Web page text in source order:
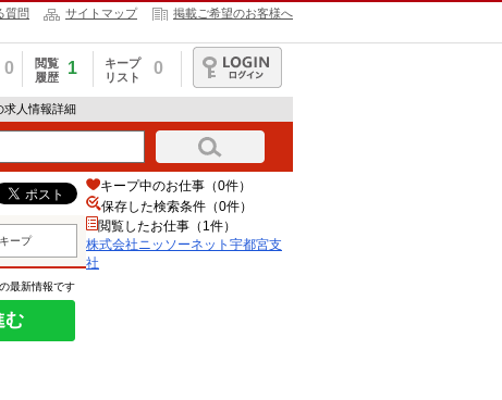
質問 サイトマップ 掲載ご希望のお客様へ
0
閲覧
履歴
1
キープ
リスト
0
ログイン
求人情報詳細
キープ
最新情報です
む
キープ中のお仕事（0件）
保存した検索条件（0件）
閲覧したお仕事（1件）
株式会社ニッソーネット宇都宮支
社